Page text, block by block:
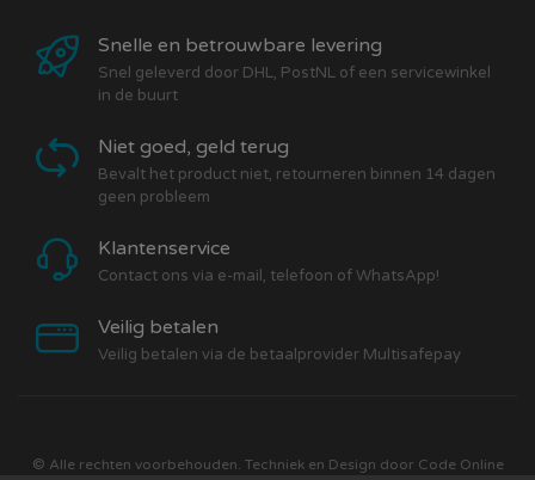
Snelle en betrouwbare levering
Snel geleverd door DHL, PostNL of een servicewinkel
in de buurt
Niet goed, geld terug
Bevalt het product niet, retourneren binnen 14 dagen
geen probleem
Klantenservice
Contact ons via e-mail, telefoon of WhatsApp!
Veilig betalen
Veilig betalen via de betaalprovider Multisafepay
© Alle rechten voorbehouden. Techniek en Design door Code Online